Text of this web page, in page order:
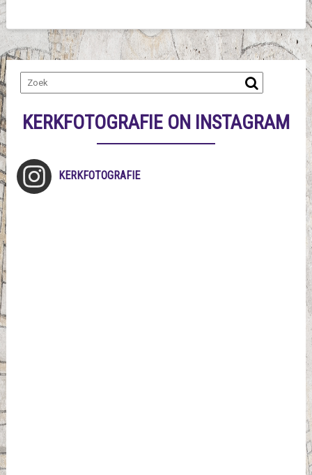
KERKFOTOGRAFIE ON INSTAGRAM
KERKFOTOGRAFIE